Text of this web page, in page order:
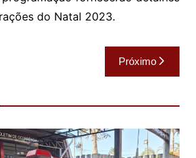
do Natal 2023.
Próximo